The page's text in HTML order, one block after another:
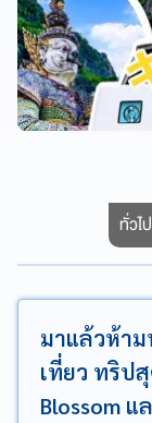
ทั่วไป
มาแล้วห้า
เที่ยว ทริป
Blossom แ